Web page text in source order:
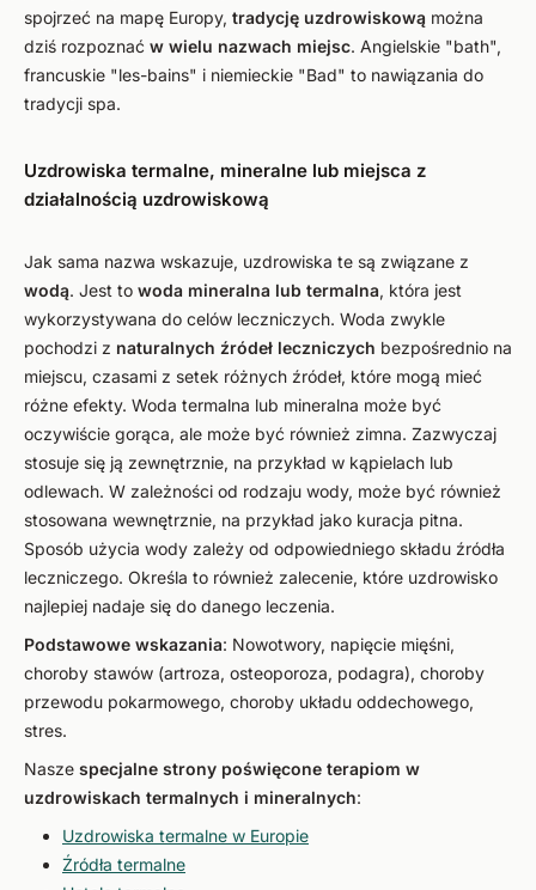
spojrzeć na mapę Europy, tradycję uzdrowiskową można
dziś rozpoznać w wielu nazwach miejsc. Angielskie "bath",
francuskie "les-bains" i niemieckie "Bad" to nawiązania do
tradycji spa.
Uzdrowiska termalne, mineralne lub miejsca z
działalnością uzdrowiskową
Jak sama nazwa wskazuje, uzdrowiska te są związane z
wodą. Jest to woda mineralna lub termalna, która jest
wykorzystywana do celów leczniczych. Woda zwykle
pochodzi z naturalnych źródeł leczniczych bezpośrednio na
miejscu, czasami z setek różnych źródeł, które mogą mieć
różne efekty. Woda termalna lub mineralna może być
oczywiście gorąca, ale może być również zimna. Zazwyczaj
stosuje się ją zewnętrznie, na przykład w kąpielach lub
odlewach. W zależności od rodzaju wody, może być również
stosowana wewnętrznie, na przykład jako kuracja pitna.
Sposób użycia wody zależy od odpowiedniego składu źródła
leczniczego. Określa to również zalecenie, które uzdrowisko
najlepiej nadaje się do danego leczenia.
Podstawowe wskazania: Nowotwory, napięcie mięśni,
choroby stawów (artroza, osteoporoza, podagra), choroby
przewodu pokarmowego, choroby układu oddechowego,
stres.
Nasze specjalne strony poświęcone terapiom w
uzdrowiskach termalnych i mineralnych:
Uzdrowiska termalne w Europie
Źródła termalne